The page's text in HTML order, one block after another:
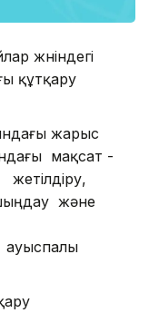
жөніндегі
құтқару
жарыс
мақсат -
жетілдіру,
шыңдау және